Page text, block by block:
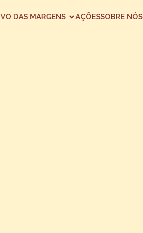
DAS MARGENS AÇÕESSOBRE NÓS